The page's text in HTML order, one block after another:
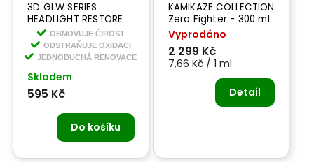
3D GLW SERIES
HEADLIGHT RESTORE
236 ml -renovace
světlometů
OBNOVUJE ČIROST
ODSTRAŇUJE OXIDACI
JEDNODUCHÁ RENOVACE
Skladem
595 Kč
Do košíku
KAMIKAZE COLLECTION
Zero Fighter - 300 ml
- leštící opravná
pasty
Vyprodáno
2 299 Kč
7,66 Kč / 1 ml
Detail